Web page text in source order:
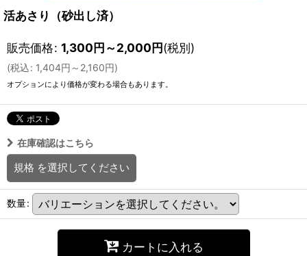
活あさり（砂出し済）
販売価格: 1,300円～2,000円(税別)
(税込: 1,404円 ～2,160円)
オプションにより価格が変わる場合もあります。
在庫確認はこちら
規格 を選択してください
数量:
カートに入れる